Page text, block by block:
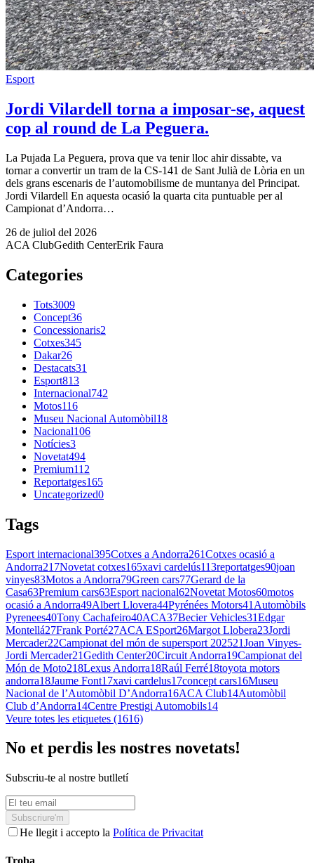
Esport
Jordi Vilardell torna a imposar-se, aquest
cop al round de La Peguera.
La Pujada La Peguera, prova que va tenir lloc ahir dissabte, va
tornar a convertir un tram de la CS-141 de Sant Julià de Lòria en un
dels grans escenaris de l’automobilisme de muntanya del Principat.
Jordi Vilardell En aquesta ocasió la quarta cita puntuable per al
Campionat d’Andorra…
26 de juliol del 2026
ACA ClubGedith CenterErik Faura
Categories
Tots3009
Concept36
Concessionaris2
Cotxes345
Dakar26
Destacats31
Esport813
Internacional742
Motos116
Museu Nacional Automòbil18
Nacional106
Notícies3
Novetat494
Premium112
Reportatges165
Uncategorized0
Tags
Esport internacional395Cotxes a Andorra261Cotxes ocasió a
Andorra217Novetat cotxes165xavi cardelús113reportatges90joan
vinyes83Motos a Andorra79Green cars77Gerard de la
Casa63Premium cars63Esport nacional62Novetat Motos60motos
ocasió a Andorra49Albert Llovera44Pyrénées Motors41 Automòbils
Pyrenees40Tony Cachafeiro40ACA37Becier Vehicles31Edgar
Montellá27Frank Porté27ACA ESport26Margot Llobera23Jordi
Mercader22Campionat del món de supersport 202521Joan Vinyes-
Jordi Mercader21Gedith Center20Circuit Andorra19Campionat del
Món de Moto218Lexus Andorra18Raúl Ferré18toyota motors
andorra18Jaume Font17xavi cardelus17concept cars16Museu
Nacional de l’Automòbil D’Andorra16ACA Club14Automòbil
Club d’Andorra14Centre Prestigi Automobils14
Veure totes les etiquetes (1616)
No et perdis les nostres novetats!
Subscriu-te al nostre butlletí
Subscriure'm
He llegit i accepto la Política de Privacitat
Troba